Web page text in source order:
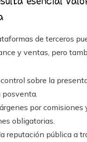
de terceros
y ventas, pero
sobre la
posventa.
por comisiones
obligatorias.
reputación pública a